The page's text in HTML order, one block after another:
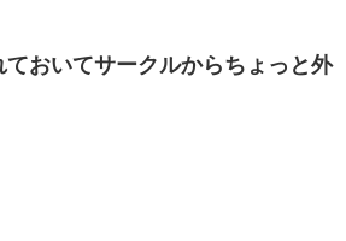
おいてサークルからちょっと外